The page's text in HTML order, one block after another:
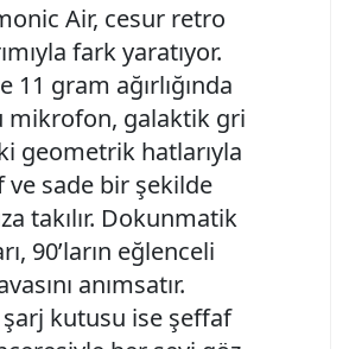
Air, cesur retro
fark yaratıyor.
11 gram ağırlığında
mikrofon, galaktik gri
geometrik hatlarıyla
ve sade bir şekilde
takılır. Dokunmatik
90’ların eğlenceli
anımsatır.
kutusu ise şeffaf